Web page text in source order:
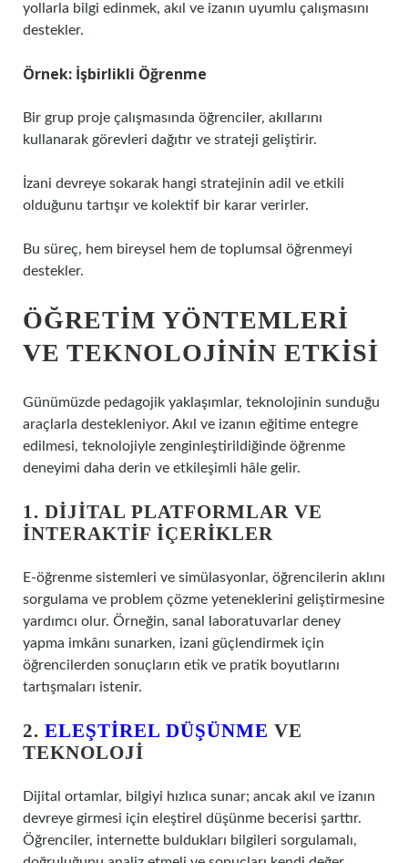
yollarla bilgi edinmek, akıl ve izanın uyumlu çalışmasını
destekler.
Örnek: İşbirlikli Öğrenme
Bir grup proje çalışmasında öğrenciler, akıllarını
kullanarak görevleri dağıtır ve strateji geliştirir.
İzani devreye sokarak hangi stratejinin adil ve etkili
olduğunu tartışır ve kolektif bir karar verirler.
Bu süreç, hem bireysel hem de toplumsal öğrenmeyi
destekler.
ÖĞRETIM YÖNTEMLERI
VE TEKNOLOJININ ETKISI
Günümüzde pedagojik yaklaşımlar, teknolojinin sunduğu
araçlarla destekleniyor. Akıl ve izanın eğitime entegre
edilmesi, teknolojiyle zenginleştirildiğinde öğrenme
deneyimi daha derin ve etkileşimli hâle gelir.
1. DIJITAL PLATFORMLAR VE
İNTERAKTIF İÇERIKLER
E-öğrenme sistemleri ve simülasyonlar, öğrencilerin aklını
sorgulama ve problem çözme yeteneklerini geliştirmesine
yardımcı olur. Örneğin, sanal laboratuvarlar deney
yapma imkânı sunarken, izani güçlendirmek için
öğrencilerden sonuçların etik ve pratik boyutlarını
tartışmaları istenir.
2. ELEŞTIREL DÜŞÜNME VE
TEKNOLOJI
Dijital ortamlar, bilgiyi hızlıca sunar; ancak akıl ve izanın
devreye girmesi için eleştirel düşünme becerisi şarttır.
Öğrenciler, internette buldukları bilgileri sorgulamalı,